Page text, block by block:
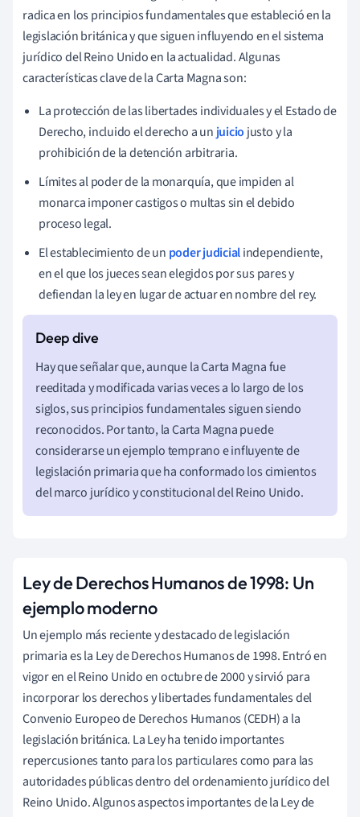
radica en los principios fundamentales que estableció en la
legislación británica y que siguen influyendo en el sistema
jurídico del Reino Unido en la actualidad. Algunas
características clave de la Carta Magna son:
La protección de las libertades individuales y el Estado de
Derecho, incluido el derecho a un juicio justo y la
prohibición de la detención arbitraria.
Límites al poder de la monarquía, que impiden al
monarca imponer castigos o multas sin el debido
proceso legal.
El establecimiento de un poder judicialindependiente,
en el que los jueces sean elegidos por sus pares y
defiendan la ley en lugar de actuar en nombre del rey.
Hay que señalar que, aunque la Carta Magna fue
reeditada y modificada varias veces a lo largo de los
siglos, sus principios fundamentales siguen siendo
reconocidos. Por tanto, la Carta Magna puede
considerarse un ejemplo temprano e influyente de
legislación primaria que ha conformado los cimientos
del marco jurídico y constitucional del Reino Unido.
Ley de Derechos Humanos de 1998: Un
ejemplo moderno
Un ejemplo más reciente y destacado de legislación
primaria es la Ley de Derechos Humanos de 1998. Entró en
vigor en el Reino Unido en octubre de 2000 y sirvió para
incorporar los derechos y libertades fundamentales del
Convenio Europeo de Derechos Humanos (CEDH) a la
legislación británica. La Ley ha tenido importantes
repercusiones tanto para los particulares como para las
autoridades públicas dentro del ordenamiento jurídico del
Reino Unido. Algunos aspectos importantes de la Ley de